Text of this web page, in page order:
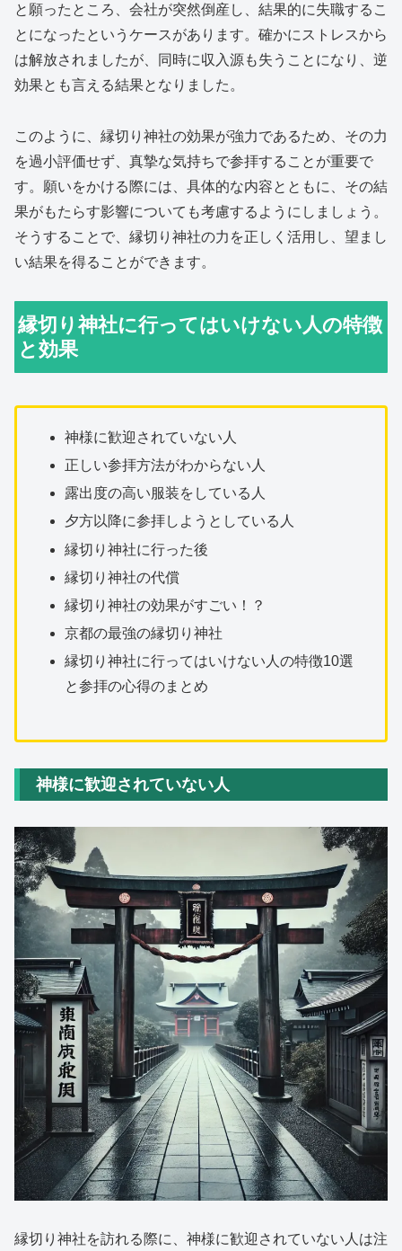
と願ったところ、会社が突然倒産し、結果的に失職するこ
とになったというケースがあります。確かにストレスから
は解放されましたが、同時に収入源も失うことになり、逆
効果とも言える結果となりました。
このように、縁切り神社の効果が強力であるため、その力
を過小評価せず、真摯な気持ちで参拝することが重要で
す。願いをかける際には、具体的な内容とともに、その結
果がもたらす影響についても考慮するようにしましょう。
そうすることで、縁切り神社の力を正しく活用し、望まし
い結果を得ることができます。
縁切り神社に行ってはいけない人の特徴
と効果
神様に歓迎されていない人
正しい参拝方法がわからない人
露出度の高い服装をしている人
夕方以降に参拝しようとしている人
縁切り神社に行った後
縁切り神社の代償
縁切り神社の効果がすごい！？
京都の最強の縁切り神社
縁切り神社に行ってはいけない人の特徴10選
と参拝の心得のまとめ
神様に歓迎されていない人
縁切り神社を訪れる際に、神様に歓迎されていない人は注